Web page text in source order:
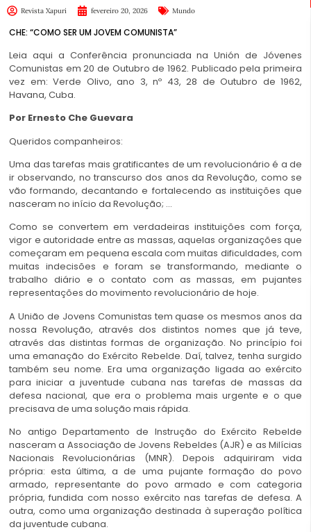
Revista Xapuri fevereiro 20, 2026 Mundo
CHE: “COMO SER UM JOVEM COMUNISTA”
Leia aqui a Conferência pronunciada na Unión de Jóvenes
Comunistas em 20 de Outubro de 1962. Publicado pela primeira
vez em: Verde Olivo, ano 3, nº 43, 28 de Outubro de 1962,
Havana, Cuba.
Por Ernesto Che Guevara
Queridos companheiros:
Uma das tarefas mais gratificantes de um revolucionário é a de
ir observando, no transcurso dos anos da Revolução, como se
vão formando, decantando e fortalecendo as instituições que
nasceram no início da Revolução; …
Como se convertem em verdadeiras instituições com força,
vigor e autoridade entre as massas, aquelas organizações que
começaram em pequena escala com muitas dificuldades, com
muitas indecisões e foram se transformando, mediante o
trabalho diário e o contato com as massas, em pujantes
representações do movimento revolucionário de hoje.
A União de Jovens Comunistas tem quase os mesmos anos da
nossa Revolução, através dos distintos nomes que já teve,
através das distintas formas de organização. No princípio foi
uma emanação do Exército Rebelde. Daí, talvez, tenha surgido
também seu nome. Era uma organização ligada ao exército
para iniciar a juventude cubana nas tarefas de massas da
defesa nacional, que era o problema mais urgente e o que
precisava de uma solução mais rápida.
No antigo Departamento de Instrução do Exército Rebelde
nasceram a Associação de Jovens Rebeldes (AJR) e as Milícias
Nacionais Revolucionárias (MNR). Depois adquiriram vida
própria: esta última, a de uma pujante formação do povo
armado, representante do povo armado e com categoria
própria, fundida com nosso exército nas tarefas de defesa. A
outra, como uma organização destinada à superação política
da juventude cubana.